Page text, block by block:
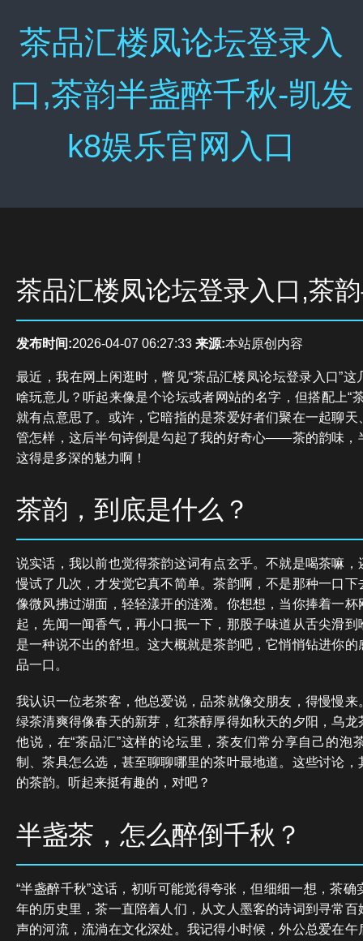
茶品汇楼凤论坛登录入
口,茶韵半盏醉千秋-凯发
k8娱乐官网入口
茶品汇楼凤论坛登录入口,茶
发布时间:2026-04-07 06:27:33 来源:本站原创内容
最近，我在网上闲逛时，瞥见“茶品汇楼凤论坛登录入口”
啥玩意儿？听起来像是个论坛或者网站的名字，但搭配上“
就有点意思了。或许，它暗指的是茶爱好者们聚在一起聊
管怎样，这后半句诗倒是勾起了我的好奇心——茶的韵味，
这得是多深的魅力啊！
茶韵，到底是什么？
说实话，我以前也觉得茶韵这词有点玄乎。不就是喝茶嘛
慢试了几次，才发觉它真不简单。茶韵啊，不是那种一口
像微风拂过湖面，轻轻漾开的涟漪。你想想，当你捧着一
起，先闻一闻香气，再小口抿一下，那股子味道从舌尖滑
是一种说不出的舒坦。这大概就是茶韵吧，它悄悄钻进你
品一口。
我认识一位老茶客，他总爱说，品茶就像交朋友，得慢慢
绿茶清爽得像春天的新芽，红茶醇厚得如秋天的夕阳，乌
他说，在“茶品汇”这样的论坛里，茶友们常分享自己的泡
制、茶具怎么选，甚至聊聊哪里的茶叶最地道。这些讨论
的茶韵。听起来挺有趣的，对吧？
半盏茶，怎么醉倒千秋？
“半盏醉千秋”这话，初听可能觉得夸张，但细细一想，茶
年的历史里，茶一直陪着人们，从文人墨客的诗词到寻常
声的河流，流淌在文化深处。我记得小时候，外公总爱在